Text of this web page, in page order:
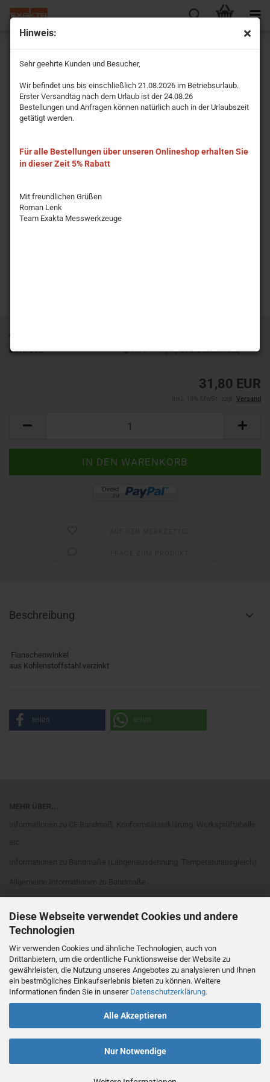
Diese Webseite verwendet Cookies und andere
Technologien
Wir verwenden Cookies und ähnliche Technologien, auch von
Drittanbietern, um die ordentliche Funktionsweise der Website zu
gewährleisten, die Nutzung unseres Angebotes zu analysieren und Ihnen
ein bestmögliches Einkaufserlebnis bieten zu können. Weitere
Informationen finden Sie in unserer Datenschutzerklärung.
Alle Akzeptieren
Nur Notwendige
Hinweis:
Sehr geehrte Kunden und Besucher,
Wir befindet uns bis einschließlich 21.08.2026 im Betriebsurlaub.
Erster Versandtag nach dem Urlaub ist der 24.08.26
Bestellungen und Anfragen können natürlich auch in der Urlaubszeit
getätigt werden.
Für alle Bestellungen über unseren Onlineshop erhalten Sie
in dieser Zeit 5% Rabatt
Mit freundlichen Grüßen
Roman Lenk
Team Exakta Messwerkzeuge
Flanschenwinkel 500x500mm
Art.Nr.:
Lieferzeit:
ca. 3-4 Tage(Ausland abweichend)
31,80 EUR
Versand
Beschreibung
Flanschenwinkel
aus Kohlenstoffstahl verzinkt
teilen teilen
Rahmenarten
EG Genauigkeitsklassen
Cookie Einstellungen